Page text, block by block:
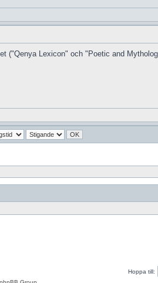
Lexicon" och "Poetic and
Hoppa till: